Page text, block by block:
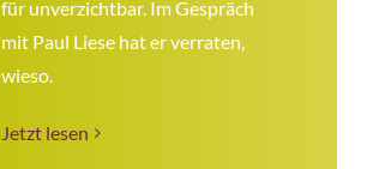
für unverzichtbar. Im Gespräch
mit Paul Liese hat er verraten,
wieso.
Jetzt lesen